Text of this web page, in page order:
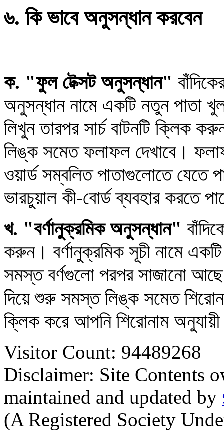
৬. কি ভাবে অনুসন্ধান করবেন
ক. "ফুল টেক্সট অনুসন্ধান"
অনুসন্ধান নামে একটি নতুন পাতা
লিখুন তারপর সার্চ বাটনটি ক্লিক
লিঙ্ক সমেত ফলাফল দেখাবে।
ওয়ার্ড সম্বলিত পাতাগুলোতে যেতে
ভারচুয়াল কী-বোর্ড ব্যবহার করতে
খ. "বর্ণানুক্রমিক অনুসন্ধান"
করুন। বর্ণানুক্রমিক সূচী নামে
সমস্ত বর্ণগুলো পরপর সাজানো
দিয়ে শুরু সমস্ত লিঙ্ক সমেত
ক্লিক করে আপনি শিরোনাম
Visitor Count: 94489268
Disclaimer: Site Contents
maintained and updated by
(A Registered Society